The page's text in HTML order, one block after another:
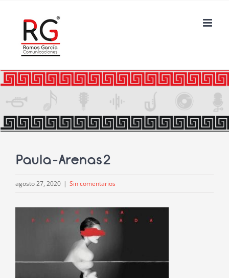
contenido
Paula-Arenas2
agosto 27, 2020 | Sin comentarios